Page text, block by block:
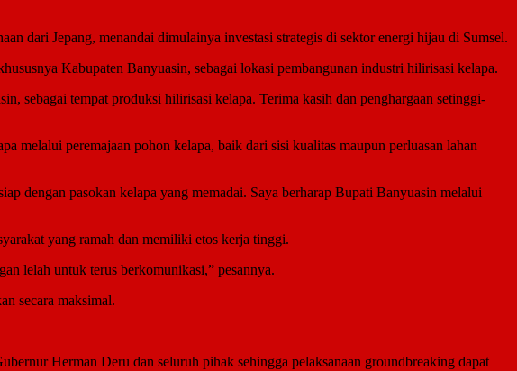
dari Jepang, menandai dimulainya investasi strategis di sektor energi hijau di Sumsel.
Kabupaten Banyuasin, sebagai lokasi pembangunan industri hilirisasi kelapa.
sebagai tempat produksi hilirisasi kelapa. Terima kasih dan penghargaan setinggi-
melalui peremajaan pohon kelapa, baik dari sisi kualitas maupun perluasan lahan
dengan pasokan kelapa yang memadai. Saya berharap Bupati Banyuasin melalui
yang ramah dan memiliki etos kerja tinggi.
lelah untuk terus berkomunikasi,” pesannya.
secara maksimal.
Herman Deru dan seluruh pihak sehingga pelaksanaan groundbreaking dapat